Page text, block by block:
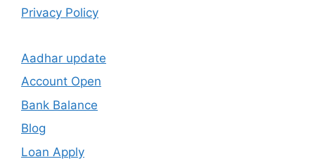
Privacy Policy
Aadhar update
Account Open
Bank Balance
Blog
Loan Apply